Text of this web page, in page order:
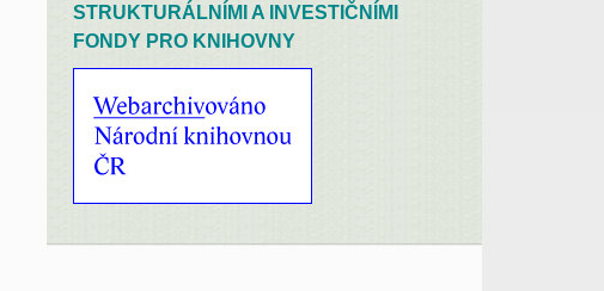
STRUKTURÁLNÍMI A INVESTIČNÍMI
FONDY PRO KNIHOVNY